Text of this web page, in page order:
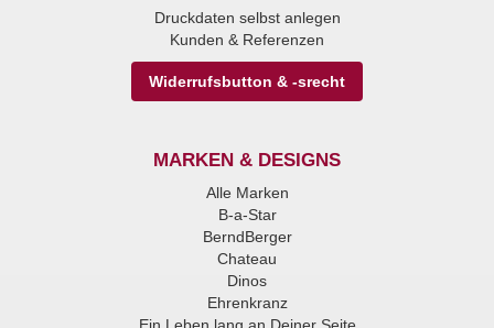
Druckdaten selbst anlegen
Kunden & Referenzen
Widerrufsbutton & -srecht
MARKEN & DESIGNS
Alle Marken
B-a-Star
BerndBerger
Chateau
Dinos
Ehrenkranz